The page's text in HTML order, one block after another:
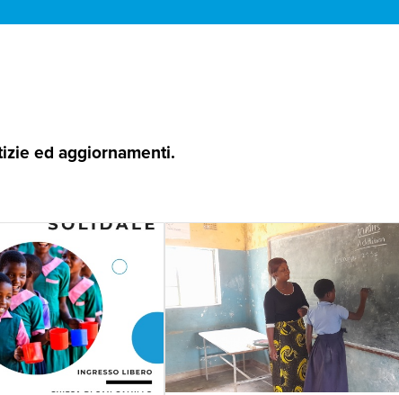
ed aggiornamenti.